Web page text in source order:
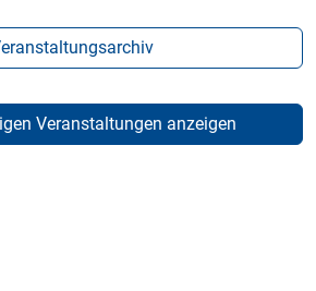
Veranstaltungen anzeigen